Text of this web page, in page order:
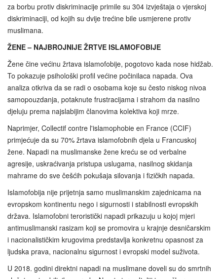
za borbu protiv diskriminacije primile su 304 izvještaja o vjerskoj
diskriminaciji, od kojih su dvije trećine bile usmjerene protiv
muslimana.
ŽENE – NAJBROJNIJE ŽRTVE ISLAMOFOBIJE
Žene čine većinu žrtava islamofobije, pogotovo kada nose hidžab.
To pokazuje psihološki profil većine počinilaca napada. Ova
analiza otkriva da se radi o osobama koje su često niskog nivoa
samopouzdanja, potaknute frustracijama i strahom da nasilno
djeluju prema najslabijim članovima kolektiva koji mrze.
Naprimjer, Collectif contre l'islamophobie en France (CCIF)
primjećuje da su 70% žrtava islamofobnih djela u Francuskoj
žene. Napadi na muslimanske žene kreću se od verbalne
agresije, uskraćivanja pristupa uslugama, nasilnog skidanja
mahrame do sve češćih pokušaja silovanja i fizičkih napada.
Islamofobija nije prijetnja samo muslimanskim zajednicama na
evropskom kontinentu nego i sigurnosti i stabilnosti evropskih
država. Islamofobni teroristički napadi prikazuju u kojoj mjeri
antimuslimanski rasizam koji se promovira u krajnje desničarskim
i nacionalističkim krugovima predstavlja konkretnu opasnost za
ljudska prava, nacionalnu sigurnost i evropski model suživota.
U 2018. godini direktni napadi na muslimane doveli su do smrtnih